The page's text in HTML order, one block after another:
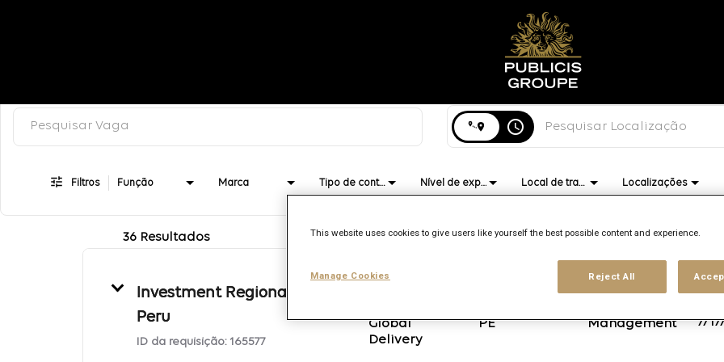
Job Search Page
access_time
Filtros Função Marca Tipo de contrato Nível de experiência Local de trabalho Localizações
36 Resultados
Investment Regional Lead -
Peru
ID da requisição: 165577
Global
Delivery
PE
Management
7/
This website uses cookies to give users like yourself the best possible content and experience.
Reject All
Manage Cookies